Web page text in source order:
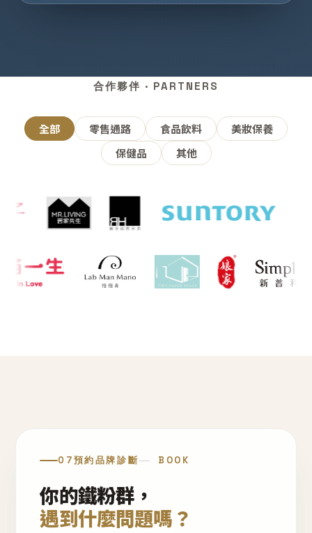
合作夥伴 · PARTNERS
全部 零售通路 食品飲料
美妝保養
保健品
其他
07預約品牌診斷 BOOK
你的鐵粉群，
遇到什麼問題嗎？